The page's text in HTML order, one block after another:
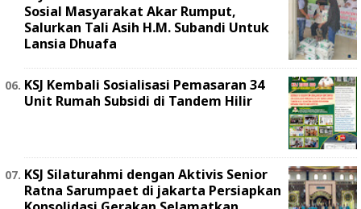
Sosial Masyarakat Akar Rumput,
Salurkan Tali Asih H.M. Subandi Untuk
Lansia Dhuafa
KSJ Kembali Sosialisasi Pemasaran 34
Unit Rumah Subsidi di Tandem Hilir
KSJ Silaturahmi dengan Aktivis Senior
Ratna Sarumpaet di jakarta Persiapkan